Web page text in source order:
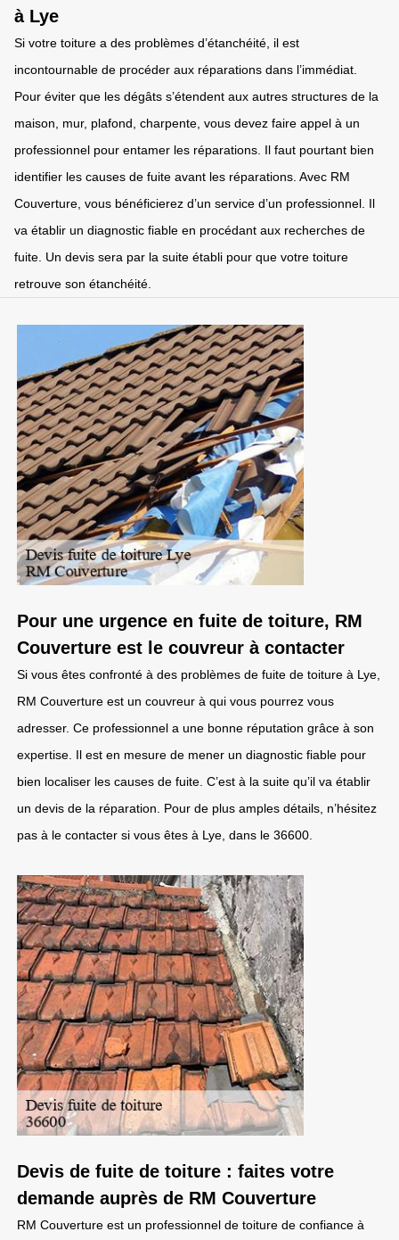
à Lye
Si votre toiture a des problèmes d’étanchéité, il est
incontournable de procéder aux réparations dans l’immédiat.
Pour éviter que les dégâts s’étendent aux autres structures de la
maison, mur, plafond, charpente, vous devez faire appel à un
professionnel pour entamer les réparations. Il faut pourtant bien
identifier les causes de fuite avant les réparations. Avec RM
Couverture, vous bénéficierez d’un service d’un professionnel. Il
va établir un diagnostic fiable en procédant aux recherches de
fuite. Un devis sera par la suite établi pour que votre toiture
retrouve son étanchéité.
Pour une urgence en fuite de toiture, RM
Couverture est le couvreur à contacter
Si vous êtes confronté à des problèmes de fuite de toiture à Lye,
RM Couverture est un couvreur à qui vous pourrez vous
adresser. Ce professionnel a une bonne réputation grâce à son
expertise. Il est en mesure de mener un diagnostic fiable pour
bien localiser les causes de fuite. C’est à la suite qu’il va établir
un devis de la réparation. Pour de plus amples détails, n’hésitez
pas à le contacter si vous êtes à Lye, dans le 36600.
Devis de fuite de toiture : faites votre
demande auprès de RM Couverture
RM Couverture est un professionnel de toiture de confiance à